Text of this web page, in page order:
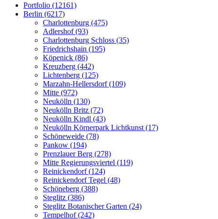
Portfolio (12161)
Berlin (6217)
Charlottenburg (475)
Adlershof (93)
Charlottenburg Schloss (35)
Friedrichshain (195)
Köpenick (86)
Kreuzberg (442)
Lichtenberg (125)
Marzahn-Hellersdorf (109)
Mitte (972)
Neukölln (130)
Neukölln Britz (72)
Neukölln Kindl (43)
Neukölln Körnerpark Lichtkunst (17)
Schöneweide (78)
Pankow (194)
Prenzlauer Berg (278)
Mitte Regierungsviertel (119)
Reinickendorf (124)
Reinickendorf Tegel (48)
Schöneberg (388)
Steglitz (386)
Steglitz Botanischer Garten (24)
Tempelhof (242)